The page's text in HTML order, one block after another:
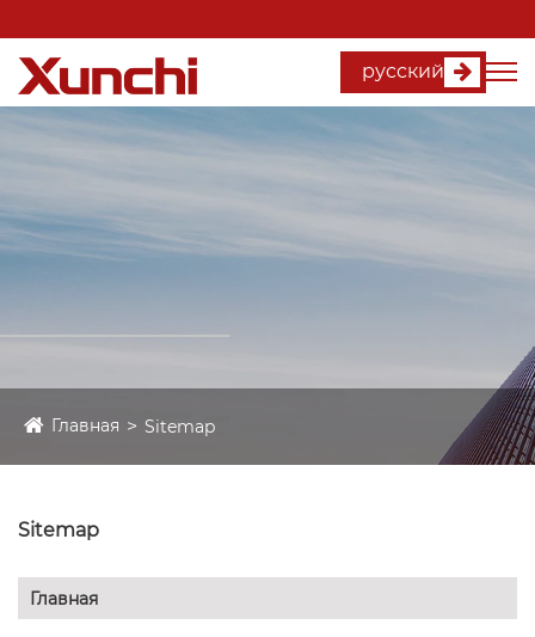
русский
Главная Sitemap
Sitemap
Главная